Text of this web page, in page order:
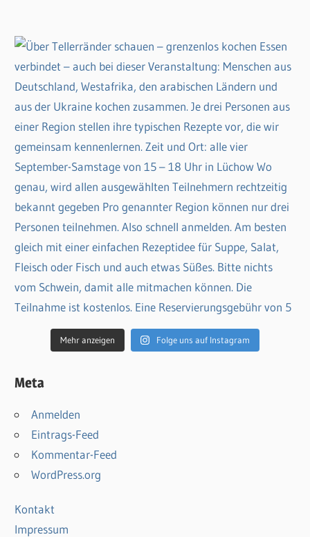
Mehr anzeigen Folge uns auf Instagram
Meta
Anmelden
Eintrags-Feed
Kommentar-Feed
WordPress.org
Kontakt
Impressum